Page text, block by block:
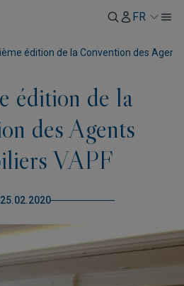
FR
édition de la Convention des
édition de la
des Agents
VAPF
25.02.2020